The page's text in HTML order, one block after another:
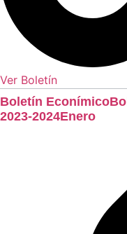
Ver Boletín
Boletín
2023-2024Enero